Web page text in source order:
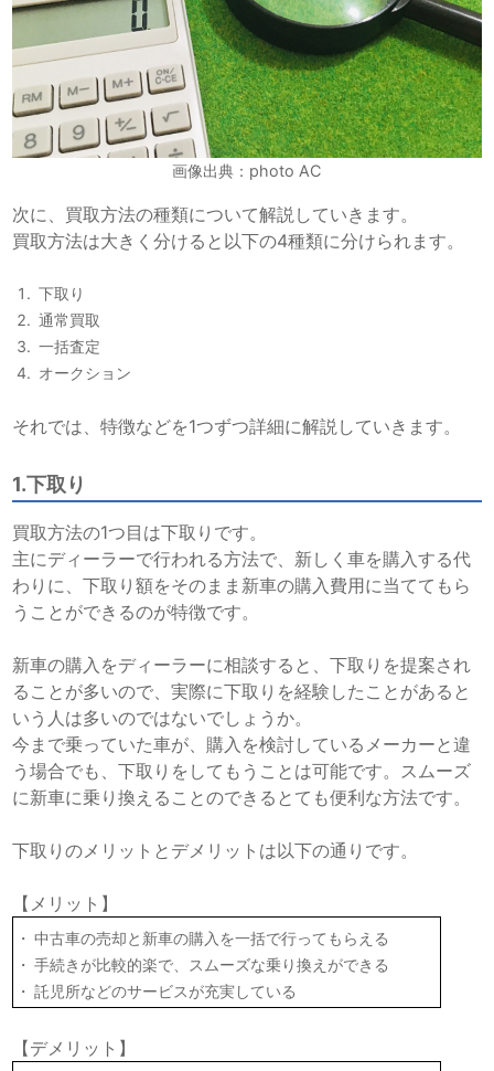
画像出典：photo AC
次に、買取方法の種類について解説していきます。
買取方法は大きく分けると以下の4種類に分けられます。
下取り
通常買取
一括査定
オークション
それでは、特徴などを1つずつ詳細に解説していきます。
1.下取り
買取方法の1つ目は下取りです。
主にディーラーで行われる方法で、新しく車を購入する代
わりに、下取り額をそのまま新車の購入費用に当ててもら
うことができるのが特徴です。
新車の購入をディーラーに相談すると、下取りを提案され
ることが多いので、実際に下取りを経験したことがあると
いう人は多いのではないでしょうか。
今まで乗っていた車が、購入を検討しているメーカーと違
う場合でも、下取りをしてもうことは可能です。スムーズ
に新車に乗り換えることのできるとても便利な方法です。
下取りのメリットとデメリットは以下の通りです。
【メリット】
中古車の売却と新車の購入を一括で行ってもらえる
手続きが比較的楽で、スムーズな乗り換えができる
託児所などのサービスが充実している
【デメリット】